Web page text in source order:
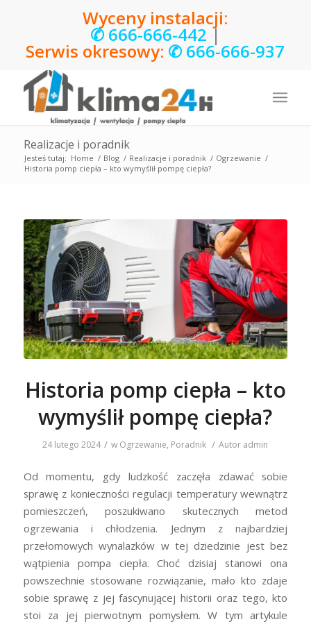
Wyceny instalacji:
✆ 666-666-442 |
Serwis okresowy: ✆ 666-666-937
Realizacje i poradnik
Jesteś tutaj: Home / Blog / Realizacje i poradnik / Ogrzewanie /
Historia pomp ciepła – kto wymyślił pompę ciepła?
Historia pomp ciepła – kto
wymyślił pompę ciepła?
24 lutego 2024 / w Ogrzewanie, Poradnik / Autor admin
Od momentu, gdy ludzkość zaczęła zdawać sobie
sprawę z konieczności regulacji temperatury wewnątrz
pomieszczeń, poszukiwano skutecznych metod
ogrzewania i chłodzenia. Jednym z najbardziej
przełomowych wynalazków w tej dziedzinie jest bez
wątpienia pompa ciepła. Choć dzisiaj stanowi ona
powszechnie stosowane rozwiązanie, mało kto zdaje
sobie sprawę z jej fascynującej historii oraz tego, kto
stoi za jej pierwotnym pomysłem. W tym artykule